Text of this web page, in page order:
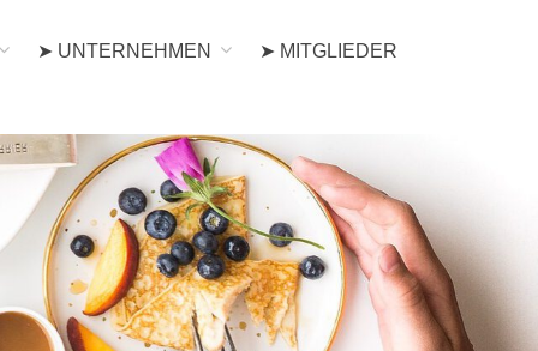
➤ UNTERNEHMEN ➤ MITGLIEDER